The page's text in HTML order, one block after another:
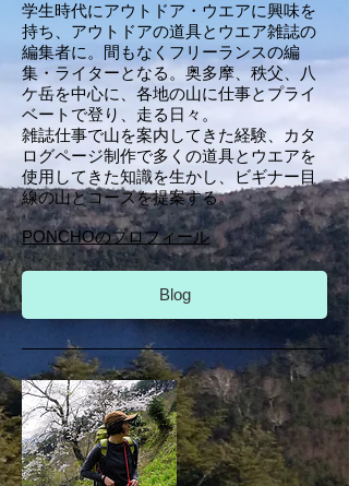
学生時代にアウトドア・ウエアに興味を
持ち、アウトドアの道具とウエア雑誌の
編集者に。間もなくフリーランスの編
集・ライターとなる。奥多摩、秩父、八
ケ岳を中心に、各地の山に仕事とプライ
ベートで登り、走る日々。
雑誌仕事で山を案内してきた経験、カタ
ログページ制作で多くの道具とウエアを
使用してきた知識を生かし、ビギナー目
線の山とコースを提案する。
PONCHOのプロフィール
Blog